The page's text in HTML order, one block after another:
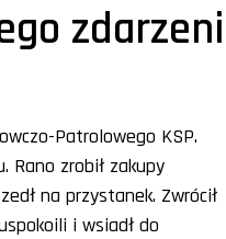
Patrolowego KSP.
Rano zrobił zakupy
na przystanek. Zwrócił
i wsiadł do